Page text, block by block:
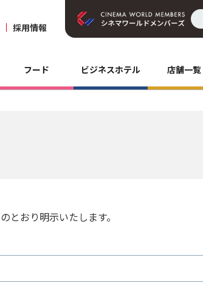
採用情報
フード ビジネスホテル 店舗一覧
とおり明示いたします。